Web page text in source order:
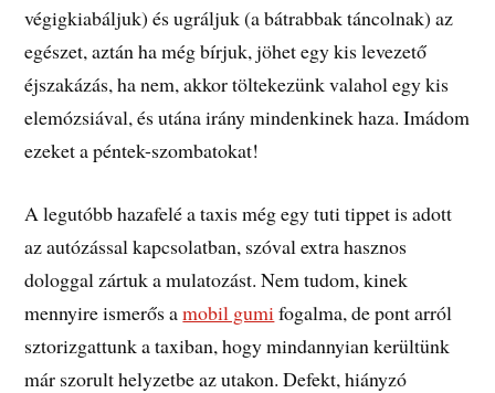
végigkiabáljuk) és ugráljuk (a bátrabbak táncolnak) az
egészet, aztán ha még bírjuk, jöhet egy kis levezető
éjszakázás, ha nem, akkor töltekezünk valahol egy kis
elemózsiával, és utána irány mindenkinek haza. Imádom
ezeket a péntek-szombatokat!
A legutóbb hazafelé a taxis még egy tuti tippet is adott
az autózással kapcsolatban, szóval extra hasznos
dologgal zártuk a mulatozást. Nem tudom, kinek
mennyire ismerős amobil gumifogalma, de pont arról
sztorizgattunk a taxiban, hogy mindannyian kerültünk
már szorult helyzetbe az utakon. Defekt, hiányzó